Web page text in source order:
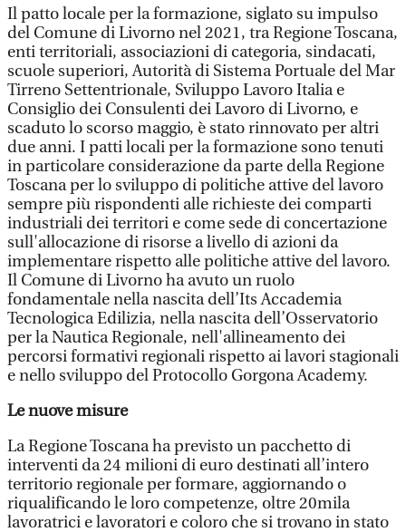
Il patto locale per la formazione, siglato su impulso
del Comune di Livorno nel 2021, tra Regione Toscana,
enti territoriali, associazioni di categoria, sindacati,
scuole superiori, Autorità di Sistema Portuale del Mar
Tirreno Settentrionale, Sviluppo Lavoro Italia e
Consiglio dei Consulenti dei Lavoro di Livorno, e
scaduto lo scorso maggio, è stato rinnovato per altri
due anni. I patti locali per la formazione sono tenuti
in particolare considerazione da parte della Regione
Toscana per lo sviluppo di politiche attive del lavoro
sempre più rispondenti alle richieste dei comparti
industriali dei territori e come sede di concertazione
sull'allocazione di risorse a livello di azioni da
implementare rispetto alle politiche attive del lavoro.
Il Comune di Livorno ha avuto un ruolo
fondamentale nella nascita dell’Its Accademia
Tecnologica Edilizia, nella nascita dell’Osservatorio
per la Nautica Regionale, nell'allineamento dei
percorsi formativi regionali rispetto ai lavori stagionali
e nello sviluppo del Protocollo Gorgona Academy.
Le nuove misure
La Regione Toscana ha previsto un pacchetto di
interventi da 24 milioni di euro destinati all’intero
territorio regionale per formare, aggiornando o
riqualificando le loro competenze, oltre 20mila
lavoratrici e lavoratori e coloro che si trovano in stato